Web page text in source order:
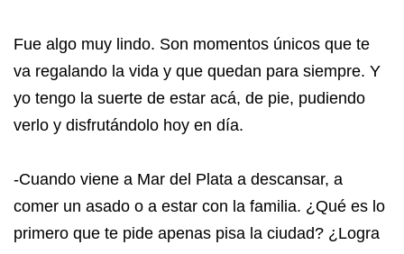
Fue algo muy lindo. Son momentos únicos que te
va regalando la vida y que quedan para siempre. Y
yo tengo la suerte de estar acá, de pie, pudiendo
verlo y disfrutándolo hoy en día.
-Cuando viene a Mar del Plata a descansar, a
comer un asado o a estar con la familia. ¿Qué es lo
primero que te pide apenas pisa la ciudad? ¿Logra